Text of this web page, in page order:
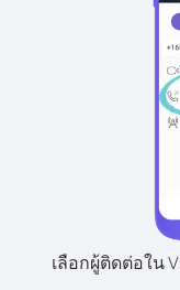
เลือกผู้ติดต่อใน